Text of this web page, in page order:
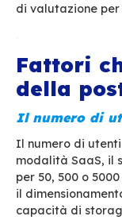
Poiché è
considerato
essere
modo
il suo costo
momento in
ridotti.
È qui che
proprietà). È